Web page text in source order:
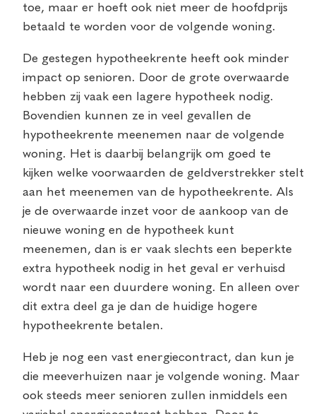
toe, maar er hoeft ook niet meer de hoofdprijs
betaald te worden voor de volgende woning.
De gestegen hypotheekrente heeft ook minder
impact op senioren. Door de grote overwaarde
hebben zij vaak een lagere hypotheek nodig.
Bovendien kunnen ze in veel gevallen de
hypotheekrente meenemen naar de volgende
woning. Het is daarbij belangrijk om goed te
kijken welke voorwaarden de geldverstrekker stelt
aan het meenemen van de hypotheekrente. Als
je de overwaarde inzet voor de aankoop van de
nieuwe woning en de hypotheek kunt
meenemen, dan is er vaak slechts een beperkte
extra hypotheek nodig in het geval er verhuisd
wordt naar een duurdere woning. En alleen over
dit extra deel ga je dan de huidige hogere
hypotheekrente betalen.
Heb je nog een vast energiecontract, dan kun je
die meeverhuizen naar je volgende woning. Maar
ook steeds meer senioren zullen inmiddels een